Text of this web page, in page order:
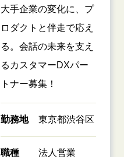
大手企業の変化に、プ
ロダクトと伴走で応え
る。会話の未来を支え
るカスタマーDXパー
トナー募集！
勤務地 東京都渋谷区
職種 法人営業